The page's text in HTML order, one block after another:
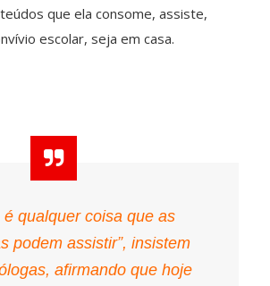
que ela consome, assiste,
escolar, seja em casa.
é qualquer coisa que as
podem assistir”, insistem
afirmando que hoje